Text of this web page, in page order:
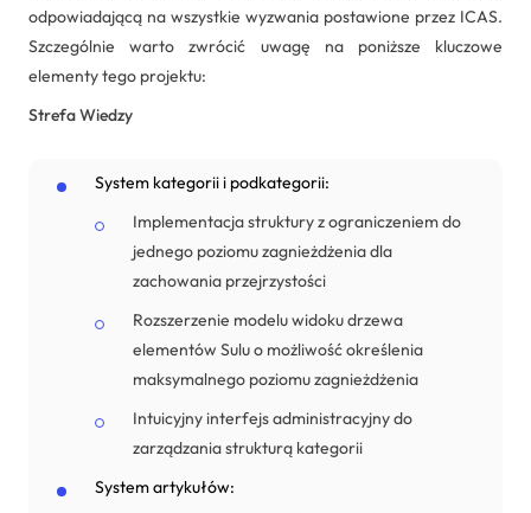
odpowiadającą na wszystkie wyzwania postawione przez ICAS.
Szczególnie warto zwrócić uwagę na poniższe kluczowe
elementy tego projektu:
Strefa Wiedzy
System kategorii i podkategorii:
Implementacja struktury z ograniczeniem do
jednego poziomu zagnieżdżenia dla
zachowania przejrzystości
Rozszerzenie modelu widoku drzewa
elementów Sulu o możliwość określenia
maksymalnego poziomu zagnieżdżenia
Intuicyjny interfejs administracyjny do
zarządzania strukturą kategorii
System artykułów: